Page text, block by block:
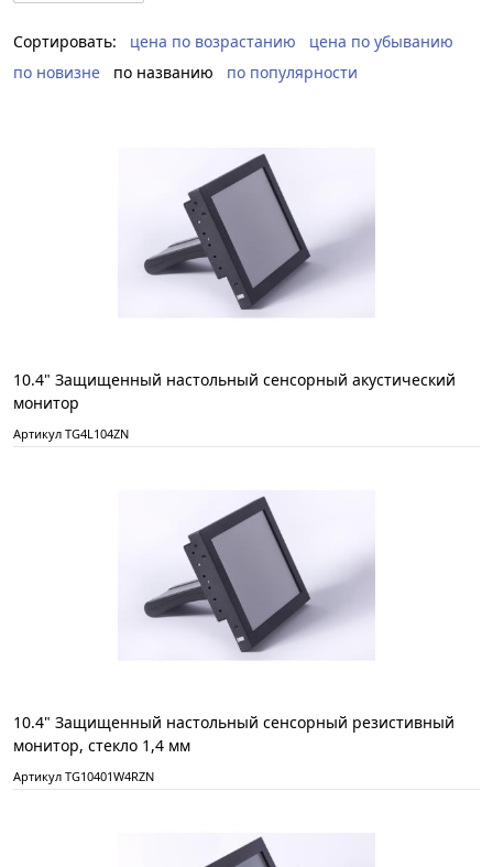
Сортировать: цена по возрастанию
цена по убыванию
по новизне
по названию по популярности
10.4" Защищенный настольный сенсорный акустический
монитор
Артикул TG4L104ZN
10.4" Защищенный настольный сенсорный резистивный
монитор, стекло 1,4 мм
Артикул TG10401W4RZN